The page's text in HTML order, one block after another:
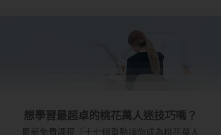
想學習最超卓的桃花萬人迷技巧嗎？
最新免費課程「十七個重點讓你成為桃花萬人